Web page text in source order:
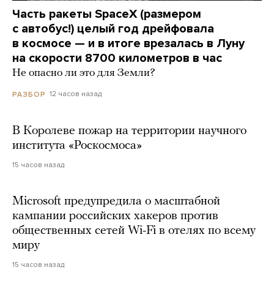
Часть ракеты SpaceX (размером
с автобус!) целый год дрейфовала
в космосе — и в итоге врезалась в Луну
на скорости 8700 километров в час
Не опасно ли это для Земли?
РАЗБОР 12 часов назад
В Королеве пожар на территории научного
института «Роскосмоса»
15 часов назад
Microsoft предупредила о масштабной
кампании российских хакеров против
общественных сетей Wi-Fi в отелях по всему
миру
15 часов назад